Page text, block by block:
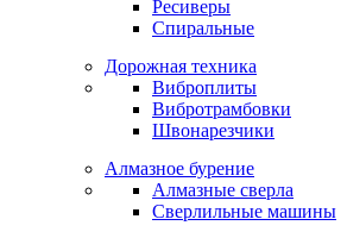
Ресиверы
Спиральные
Дорожная техника
Виброплиты
Вибротрамбовки
Швонарезчики
Алмазное бурение
Алмазные сверла
Сверлильные машины